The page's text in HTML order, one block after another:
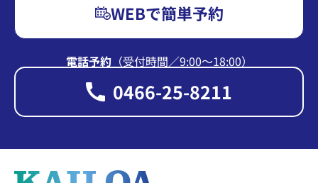
電話予約（受付時間∕9:00〜18:00）
0466-25-8211
WEBで簡単予約